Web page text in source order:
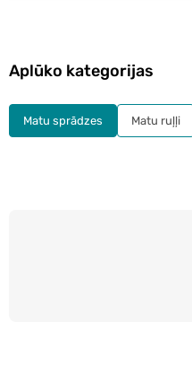
Aplūko kategorijas
Matu sprādzes Matu ruļļi